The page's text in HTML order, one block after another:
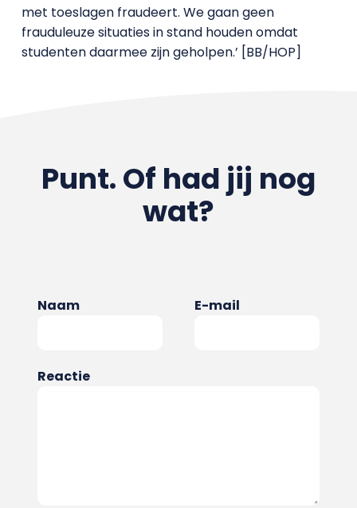
met toeslagen fraudeert. We gaan geen
frauduleuze situaties in stand houden omdat
studenten daarmee zijn geholpen.’ [BB/HOP]
Punt. Of had jij nog
wat?
Naam E-mail
Reactie